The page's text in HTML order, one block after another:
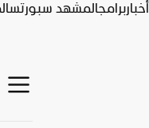
أخباربرامجالمشهد سبورتس